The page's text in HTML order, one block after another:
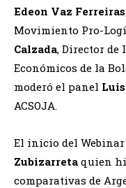
Edeon Vaz
Movimiento Pro-
Calzada, Director de
Económicos de la
moderó el panel
ACSOJA.
El inicio del Webinar
Zubizarreta quien
comparativas de